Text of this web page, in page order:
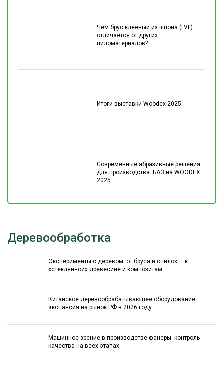
Чем брус клеёный из шпона (LVL)
отличается от других
пиломатериалов?
Итоги выставки Woodex 2025
Современные абразивные решения
для производства: БАЗ на WOODEX
2025
Деревообработка
Эксперименты с деревом: от бруса и опилок — к
«стеклянной» древесине и композитам
Китайское деревообрабатывающее оборудование:
экспансия на рынок РФ в 2026 году
Машинное зрение в производстве фанеры: контроль
качества на всех этапах